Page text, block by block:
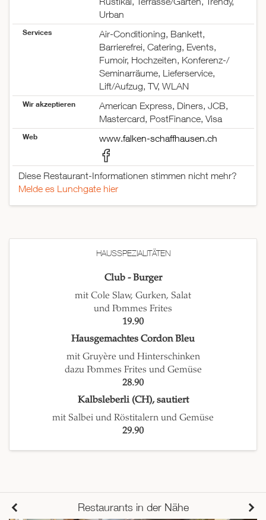
Urban
Services
Air-Conditioning, Bankett,
Barrierefrei, Catering, Events,
Fumoir, Hochzeiten, Konferenz-/
Seminarräume, Lieferservice,
Lift/Aufzug, TV, WLAN
Wir akzeptieren
American Express, Diners, JCB,
Mastercard, PostFinance, Visa
Web www.falken-schaffhausen.ch
Diese Restaurant-Informationen stimmen nicht mehr?
Melde es Lunchgate hier
HAUSSPEZIALITÄTEN
Club - Burger
mit Cole Slaw, Gurken, Salat
und Pommes Frites
19.90
Hausgemachtes Cordon Bleu
mit Gruyère und Hinterschinken
dazu Pommes Frites und Gemüse
28.90
Kalbsleberli (CH), sautiert
mit Salbei und Röstitalern und Gemüse
29.90
Restaurants in der Nähe